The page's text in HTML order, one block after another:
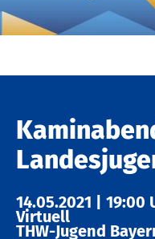
14.05.2021 19:00
Virtuell
THW-Jugend